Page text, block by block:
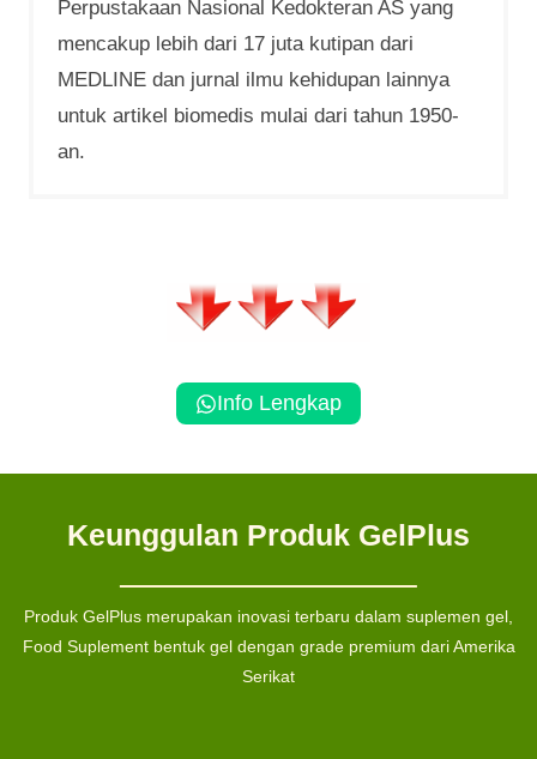
Perpustakaan Nasional Kedokteran AS yang
mencakup lebih dari 17 juta kutipan dari
MEDLINE dan jurnal ilmu kehidupan lainnya
untuk artikel biomedis mulai dari tahun 1950-
an.
Info Lengkap
Keunggulan Produk GelPlus
Produk GelPlus merupakan inovasi terbaru dalam suplemen gel,
Food Suplement bentuk gel dengan grade premium dari Amerika
Serikat